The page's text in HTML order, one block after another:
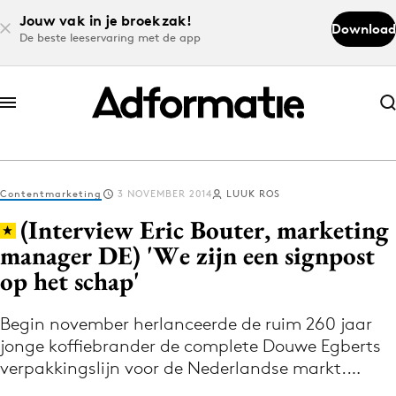
Jouw vak in je broekzak!
De beste leeservaring met de app
Download
Abonneer nu
Abonneer nu
Log in
Download de app
Volg het laatste nieuws via de Adformatie
Nieuws app
Contentmarketing 3 NOVEMBER 2014 LUUK ROS
(Interview Eric Bouter, marketing
manager DE) 'We zijn een signpost
op het schap'
Begin november herlanceerde de ruim 260 jaar
jonge koffiebrander de complete Douwe Egberts
verpakkingslijn voor de Nederlandse markt.…